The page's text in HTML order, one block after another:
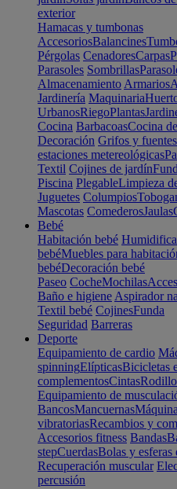
exterior
Hamacas y tumbonas
AccesoriosBalancines
Pérgolas CenadoresCarpas
Parasoles Sombrillas
Almacenamiento Armarios
Jardinería Maquinaria
UrbanosRiegoPlantas
Cocina BarbacoasCocina
Decoración Grifos y fuentes
estaciones metereológicas
Textil Cojines de jardín
Piscina PlegableLimpieza
Juguetes Columpios
Mascotas ComederosJaulas
Bebé
Habitación bebé
bebéMuebles para
bebéDecoración bebé
Paseo CocheMochilas
Baño e higiene Aspirador
Textil bebé CojinesFunda
Seguridad Barreras
Deporte
Equipamiento de cardio
spinningElípticasBicicletas
complementosCintas
Equipamiento de
BancosMancuernas
vibratoriasRecambios y
Accesorios fitness Bandas
stepCuerdasBolas y
Recuperación muscular
percusión